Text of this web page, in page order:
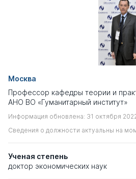
Москва
Профессор кафедры теории и
АНО ВО «Гуманитарный институт»
Информация обновлена: 31 октября 2022
Сведения о должности актуальны на
Ученая степень
доктор экономических наук